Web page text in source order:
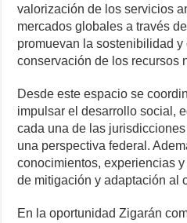
valorización de los servicios
mercados globales a través
promuevan la sostenibilidad y
conservación de los recursos
Desde este espacio se
impulsar el desarrollo social,
cada una de las
una perspectiva federal.
conocimientos, experiencias
de mitigación y adaptación al
En la oportunidad Zigarán